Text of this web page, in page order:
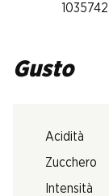
1035742
Gusto
Acidità
Zucchero
Intensità